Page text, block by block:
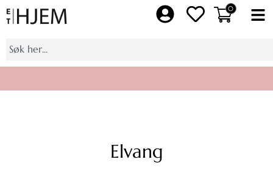
rett
innholdet
Søk
0
Elvang